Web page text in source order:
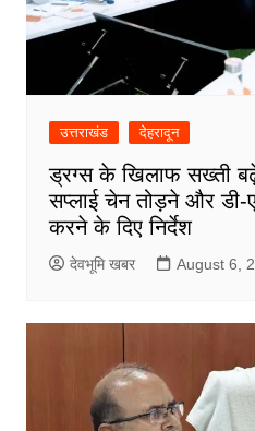
उत्तराखंड देहरादून
ड्रग्स के खिलाफ सख्ती
सप्लाई चेन तोड़ने और
करने के दिए निर्देश
देवभूमि खबर August 6,